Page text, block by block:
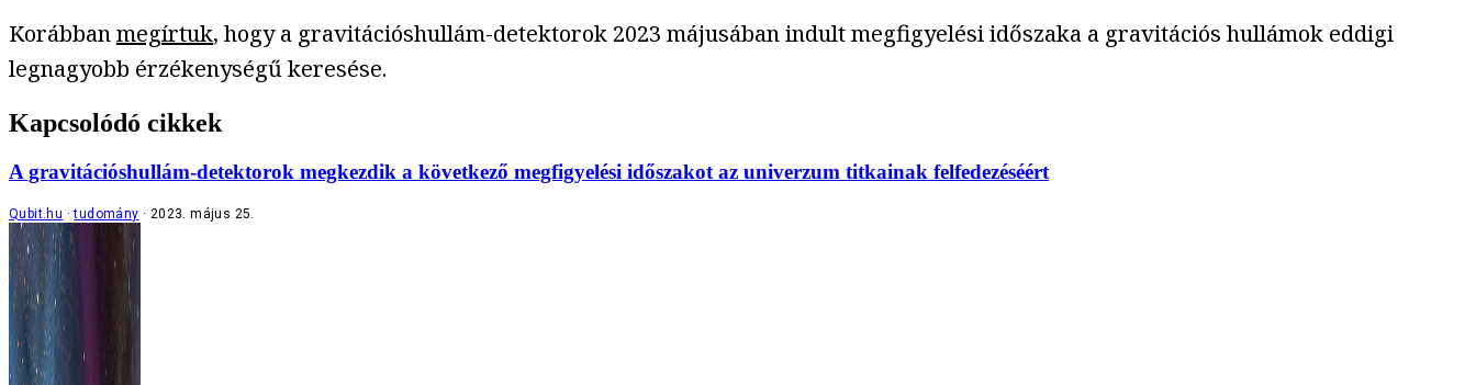
Korábbanmegírtuk, hogy a gravitációshullám-detektorok 2023 májusában indult megfigyelési időszaka a gravitációs hullámok eddigi
legnagyobb érzékenységű keresése.
Kapcsolódó cikkek
A gravitációshullám-detektorok megkezdik a következő megfigyelési időszakot az univerzum titkainak felfedezéséért
Qubit.hu tudomány 2023. május 25.